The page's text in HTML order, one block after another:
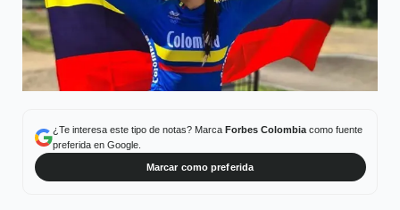
¿Te interesa este tipo de notas? Marca Forbes Colombiacomo fuente
preferida en Google.
Marcar como preferida